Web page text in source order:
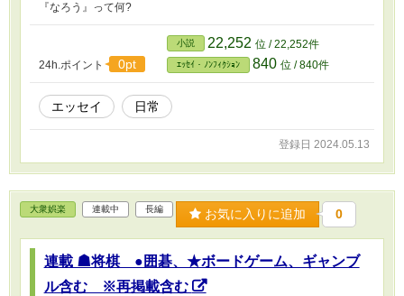
『なろう』って何?
24h.ポイント 0pt
小説 22,252 位 / 22,252件
ｴｯｾｲ・ﾉﾝﾌｨｸｼｮﾝ 840 位 / 840件
エッセイ 日常
登録日 2024.05.13
大衆娯楽 連載中 長編 お気に入りに追加 0
連載 ☗将棋 ●囲碁、★ボードゲーム、ギャンブ
ル含む ※再掲載含む